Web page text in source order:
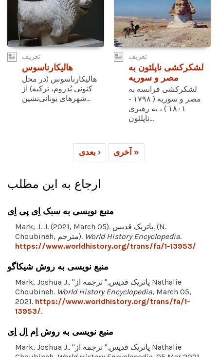
تعریف
هالیکارناسوس
هالیکارناسوس (در محل
کنونی بُدروم، ترکیه) از
شهرهای یونانی‌نشین...
تعریف
لشکرکشی ناپلئون به
مصر و سوریه
لشکرکشی فرانسه به
مصر و سوریه ( ۱۷۹۸ -
۱۸۰۱ ) ، به رهبری
ناپلئون...
بعدی › آخری »
ارجاع به این مطلب
منبع نویسی به سبک اِی پی اِی
Mark, J. J. (2021, March 05). پاتریک قدیس. (N.
Choubineh, مترجم). World History Encyclopedia.
https://www.worldhistory.org/trans/fa/1-13953/
منبع نویسی به روش شیکاگو
Mark, Joshua J.. "پاتریک قدیس." ترجمه از Nathalie
Choubineh. World History Encyclopedia, March 05,
2021. https://www.worldhistory.org/trans/fa/1-
13953/.
منبع نویسی به روش اِم اِل اِی
Mark, Joshua J.. "پاتریک قدیس." ترجمه از Nathalie